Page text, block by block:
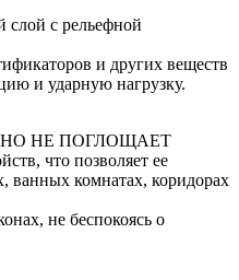
с рельефной
и других веществ
и ударную нагрузку.
НЕ ПОГЛОЩАЕТ
что позволяет ее
ванных комнатах, коридорах
не беспокоясь о